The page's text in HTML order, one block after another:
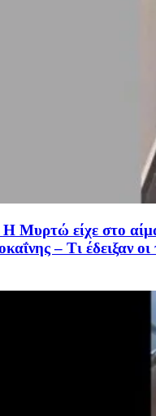
Μυρτώ είχε στο
– Τι έδειξαν οι